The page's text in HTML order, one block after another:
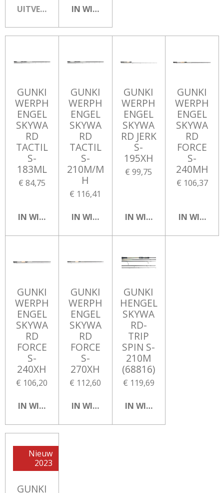
UITVERKOCHTIN WINKELWAGEN
GUNKI
WERPH
ENGEL
SKYWA
RD
TACTIL
S-
183ML
€ 84,75
IN WINKELWAGEN
GUNKI
WERPH
ENGEL
SKYWA
RD
TACTIL
S-
210M/M
H
€ 116,41
IN WINKELWAGEN
GUNKI
WERPH
ENGEL
SKYWA
RD JERK
S-
195XH
€ 99,75
IN WINKELWAGEN
GUNKI
WERPH
ENGEL
SKYWA
RD
FORCE
S-
240MH
€ 106,37
IN
GUNKI
WERPH
ENGEL
SKYWA
RD
FORCE
S-
240XH
€ 106,20
IN WINKELWAGEN
GUNKI
WERPH
ENGEL
SKYWA
RD
FORCE
S-
270XH
€ 112,60
IN WINKELWAGEN
GUNKI
HENGEL
SKYWA
RD-
TRIP
SPIN S-
210M
(68816)
€ 119,69
IN WINKELWAGEN
Nieuw
2023
GUNKI